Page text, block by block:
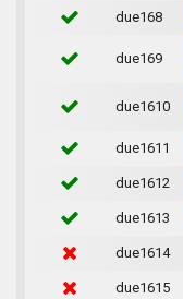
due168
due169
due1610
due1611
due1612
due1613
due1614
due1615